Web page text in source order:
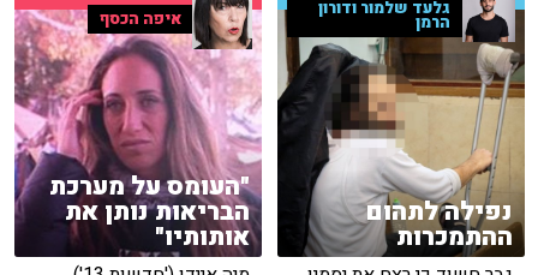
גלעד שלמור ודורון
הרמן
נפילה לתהום
ההתמכרות
איפה הכסף
"העומס על מערכת
הבריאות נותן את
אותותיו"